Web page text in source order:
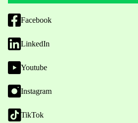
Facebook
LinkedIn
Youtube
Instagram
TikTok